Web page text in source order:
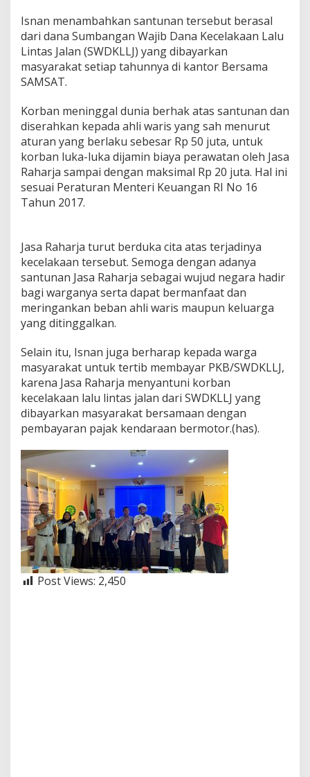
Isnan menambahkan santunan tersebut berasal
dari dana Sumbangan Wajib Dana Kecelakaan Lalu
Lintas Jalan (SWDKLLJ) yang dibayarkan
masyarakat setiap tahunnya di kantor Bersama
SAMSAT.
Korban meninggal dunia berhak atas santunan dan
diserahkan kepada ahli waris yang sah menurut
aturan yang berlaku sebesar Rp 50 juta, untuk
korban luka-luka dijamin biaya perawatan oleh Jasa
Raharja sampai dengan maksimal Rp 20 juta. Hal ini
sesuai Peraturan Menteri Keuangan RI No 16
Tahun 2017.
Jasa Raharja turut berduka cita atas terjadinya
kecelakaan tersebut. Semoga dengan adanya
santunan Jasa Raharja sebagai wujud negara hadir
bagi warganya serta dapat bermanfaat dan
meringankan beban ahli waris maupun keluarga
yang ditinggalkan.
Selain itu, Isnan juga berharap kepada warga
masyarakat untuk tertib membayar PKB/SWDKLLJ,
karena Jasa Raharja menyantuni korban
kecelakaan lalu lintas jalan dari SWDKLLJ yang
dibayarkan masyarakat bersamaan dengan
pembayaran pajak kendaraan bermotor.(has).
Post Views: 2,450